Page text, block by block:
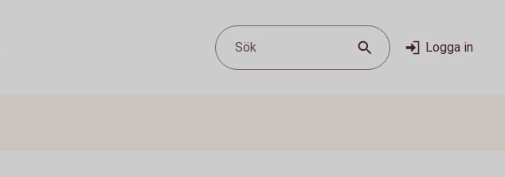
Sök Logga in